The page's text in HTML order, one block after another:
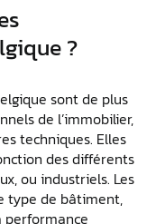
?
sont de plus
de l’immobilier,
techniques. Elles
des différents
ou industriels. Les
type de bâtiment,
performance